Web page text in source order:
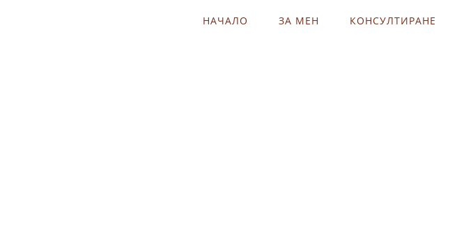
НАЧАЛО ЗА МЕН КОНСУЛТИРАНЕ